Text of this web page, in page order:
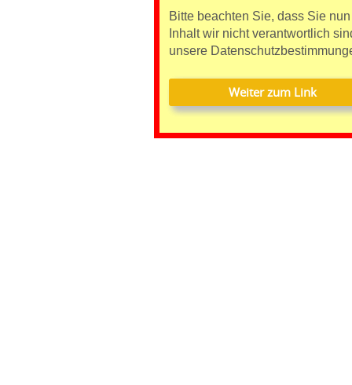
Bitte beachten Sie, dass Sie
Inhalt wir nicht verantwortlich
unsere
Weiter zum Link
Weiter zum Link